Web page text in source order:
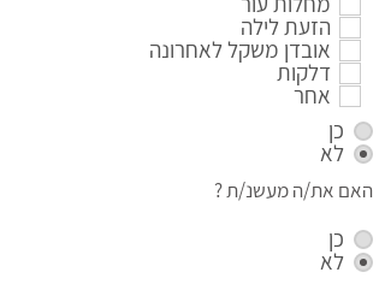
הזעת לילה
אובדן משקל לאחרונה
דלקות
אחר
כן
לא
האם את/ה מעשנ/ת ?
כן
לא